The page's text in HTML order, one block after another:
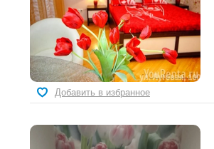
Добавить в избранное